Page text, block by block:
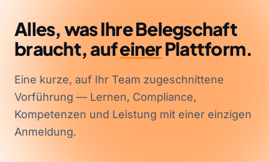
Alles, was Ihre Belegschaft
braucht, aufeinerPlattform.
Eine kurze, auf Ihr Team zugeschnittene
Vorführung — Lernen, Compliance,
Kompetenzen und Leistung mit einer einzigen
Anmeldung.